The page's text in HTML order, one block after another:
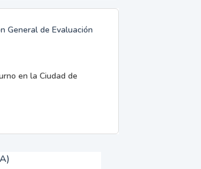
General de Evaluación
en la Ciudad de